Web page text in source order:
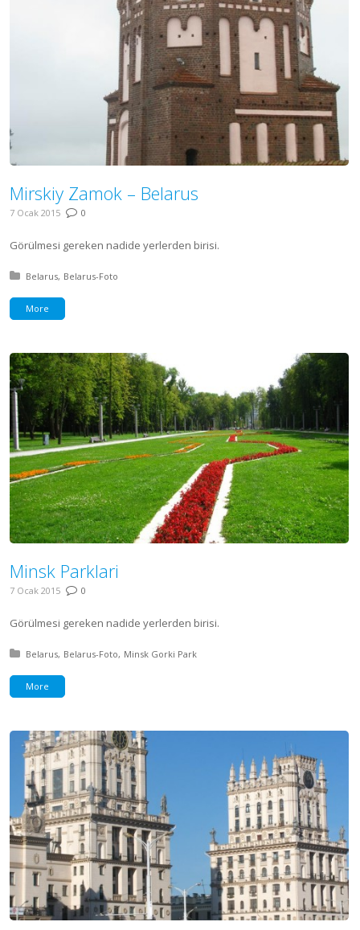
Mirskiy Zamok – Belarus
7 Ocak 2015 0
Görülmesi gereken nadide yerlerden birisi.
Posted in:
Belarus Belarus-Foto
More
Minsk Parklari
7 Ocak 2015 0
Görülmesi gereken nadide yerlerden birisi.
Posted in:
Belarus Belarus-Foto Minsk Gorki Park
More